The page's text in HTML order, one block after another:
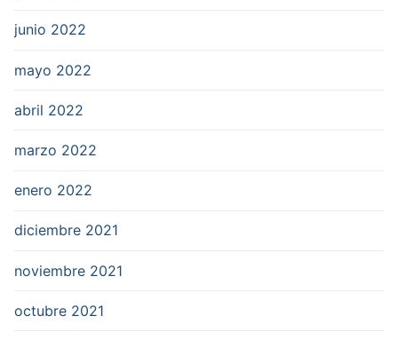
junio 2022
mayo 2022
abril 2022
marzo 2022
enero 2022
diciembre 2021
noviembre 2021
octubre 2021